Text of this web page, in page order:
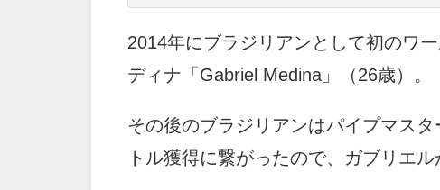
2014年にブラジリアンとして初のワ
ディナ「Gabriel Medina」（26歳）。
その後のブラジリアンはパイプマス
トル獲得に繋がったので、ガブリエ